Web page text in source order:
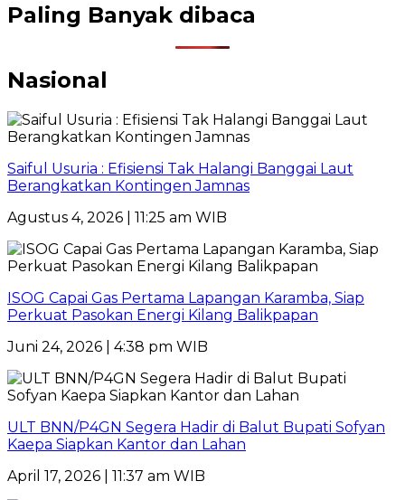
Paling Banyak dibaca
Nasional
Saiful Usuria : Efisiensi Tak Halangi Banggai Laut
Berangkatkan Kontingen Jamnas
Agustus 4, 2026 | 11:25 am WIB
ISOG Capai Gas Pertama Lapangan Karamba, Siap
Perkuat Pasokan Energi Kilang Balikpapan
Juni 24, 2026 | 4:38 pm WIB
ULT BNN/P4GN Segera Hadir di Balut Bupati Sofyan
Kaepa Siapkan Kantor dan Lahan
April 17, 2026 | 11:37 am WIB